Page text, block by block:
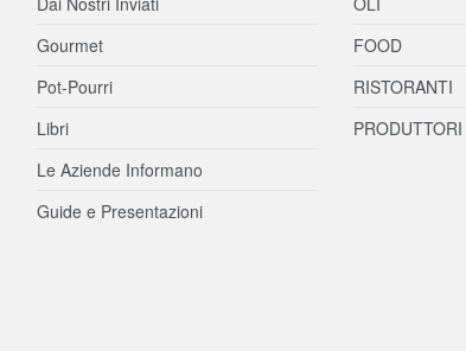
Gourmet
Pot-Pourri
Libri
Le Aziende Informano
Guide e Presentazioni
FOOD
RISTORANTI
PRODUTTORI